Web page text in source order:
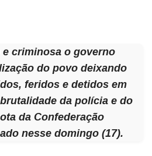
criminosa o governo
do povo deixando
feridos e detidos em
da polícia e do
da Confederação
nesse domingo (17).